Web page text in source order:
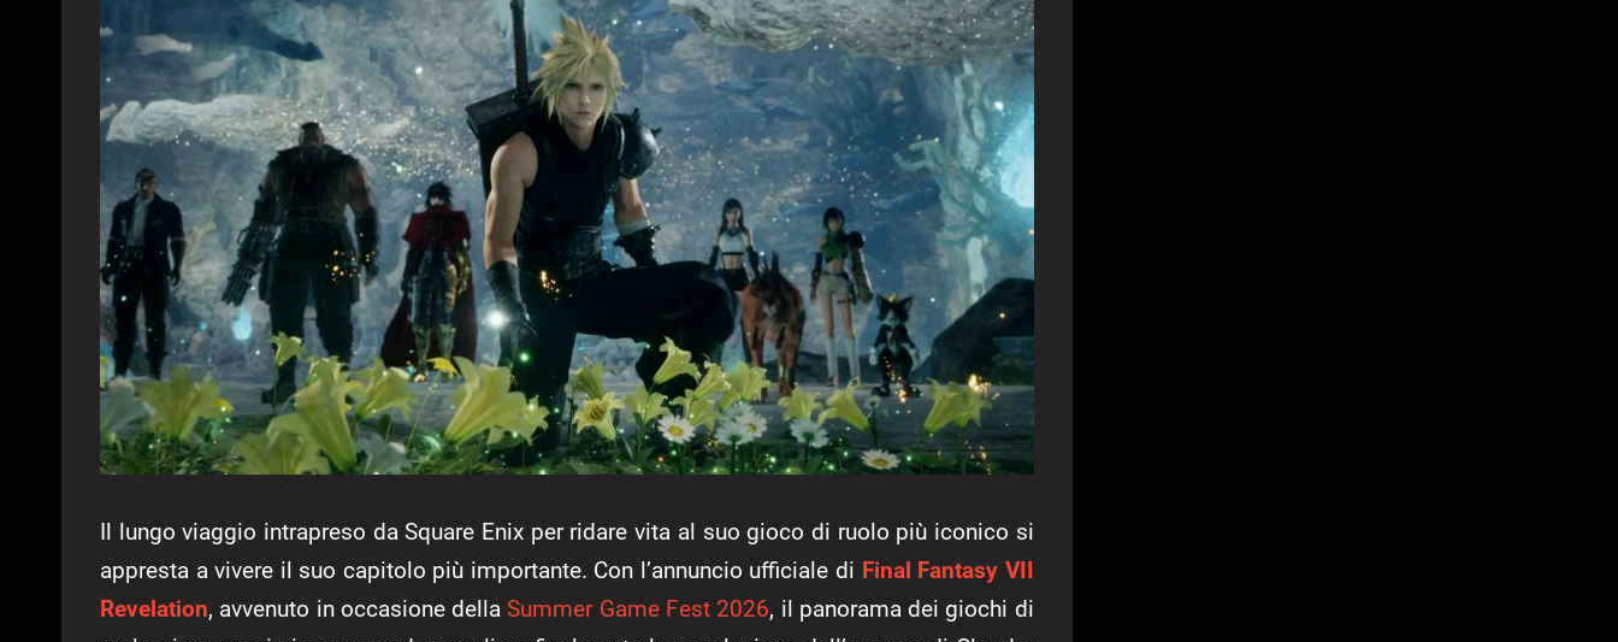
Il lungo viaggio intrapreso da Square Enix per ridare vita al suo gioco di ruolo più iconico si
appresta a vivere il suo capitolo più importante. Con l’annuncio ufficiale di Final Fantasy VII
Revelation, avvenuto in occasione dellaSummer Game Fest 2026, il panorama dei giochi di